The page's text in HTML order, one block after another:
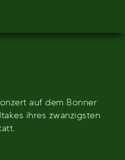
auf dem Bonner
ihres zwanzigsten